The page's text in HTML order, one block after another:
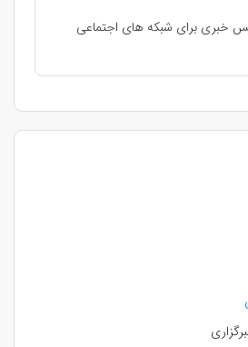
خبری برای شبکه های اجتماعی